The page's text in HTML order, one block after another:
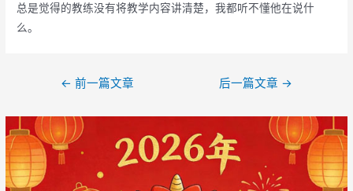
总是觉得的教练没有将教学内容讲清楚，我都听不懂他在说什
么。
导
航
← 前一篇文章 后一篇文章 →